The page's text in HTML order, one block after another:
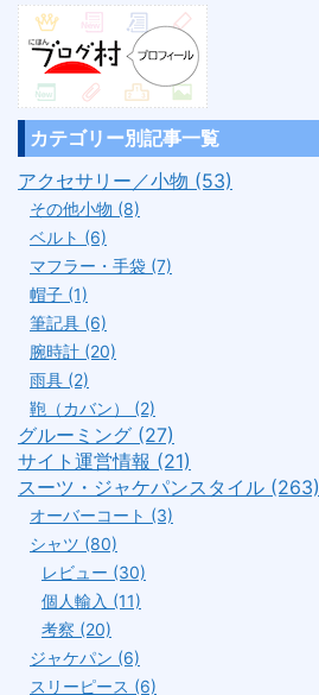
カテゴリー別記事一覧
アクセサリー／小物 (53)
その他小物 (8)
ベルト (6)
マフラー・手袋 (7)
帽子 (1)
筆記具 (6)
腕時計 (20)
雨具 (2)
鞄（カバン） (2)
グルーミング (27)
サイト運営情報 (21)
スーツ・ジャケパンスタイル (263)
オーバーコート (3)
シャツ (80)
レビュー (30)
個人輸入 (11)
考察 (20)
ジャケパン (6)
スリーピース (6)